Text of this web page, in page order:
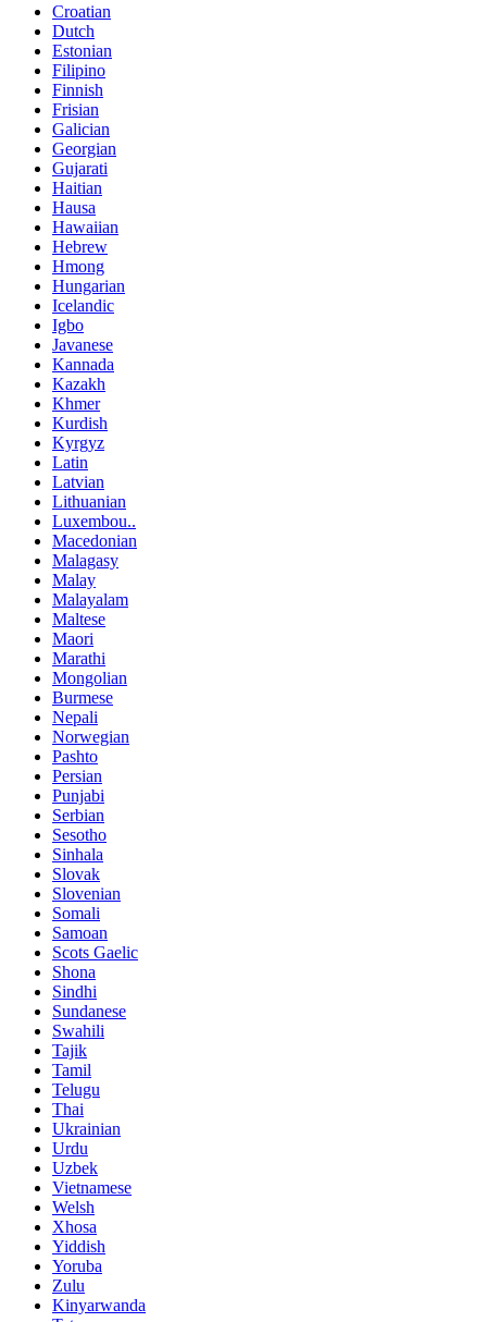
Croatian
Dutch
Estonian
Filipino
Finnish
Frisian
Galician
Georgian
Gujarati
Haitian
Hausa
Hawaiian
Hebrew
Hmong
Hungarian
Icelandic
Igbo
Javanese
Kannada
Kazakh
Khmer
Kurdish
Kyrgyz
Latin
Latvian
Lithuanian
Luxembou..
Macedonian
Malagasy
Malay
Malayalam
Maltese
Maori
Marathi
Mongolian
Burmese
Nepali
Norwegian
Pashto
Persian
Punjabi
Serbian
Sesotho
Sinhala
Slovak
Slovenian
Somali
Samoan
Scots Gaelic
Shona
Sindhi
Sundanese
Swahili
Tajik
Tamil
Telugu
Thai
Ukrainian
Urdu
Uzbek
Vietnamese
Welsh
Xhosa
Yiddish
Yoruba
Zulu
Kinyarwanda